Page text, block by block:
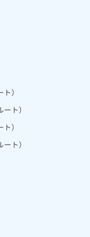
）
ト）
）
ト）